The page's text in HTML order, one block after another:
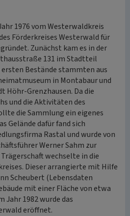
1976 vom Westerwaldkreis
Förderkreises Westerwald für
Zunächst kam es in der
131 im Stadtteil
ersten Bestände stammten aus
in Montabaur und
Höhr-Grenzhausen. Da die
und die Aktivitäten des
die Sammlung ein eigenes
Gelände dafür fand sich
Rastal und wurde von
Werner Sahm zur
wechselte in die
Dieser arrangierte mit Hilfe
Scheubert (Lebensdaten
mit einer Fläche von etwa
Jahr 1982 wurde das
eröffnet.